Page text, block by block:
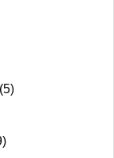
(5)